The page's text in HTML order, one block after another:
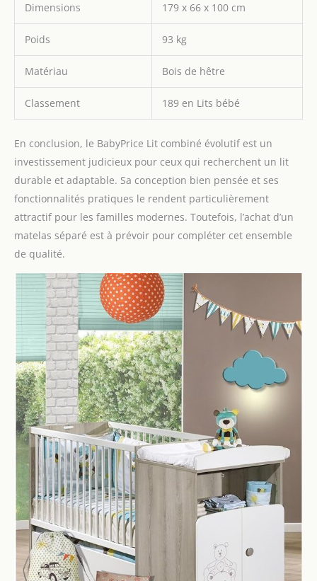
Dimensions 179 x 66 x 100 cm
Poids 93 kg
Matériau Bois de hêtre
Classement 189 en Lits bébé
En conclusion, le BabyPrice Lit combiné évolutif est un
investissement judicieux pour ceux qui recherchent un lit
durable et adaptable. Sa conception bien pensée et ses
fonctionnalités pratiques le rendent particulièrement
attractif pour les familles modernes. Toutefois, l’achat d’un
matelas séparé est à prévoir pour compléter cet ensemble
de qualité.